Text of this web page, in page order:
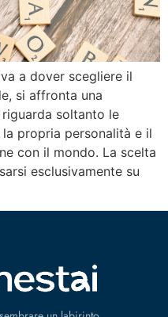
a dover scegliere il
si affronta una
soltanto le
propria personalità e il
con il mondo. La scelta
esclusivamente su